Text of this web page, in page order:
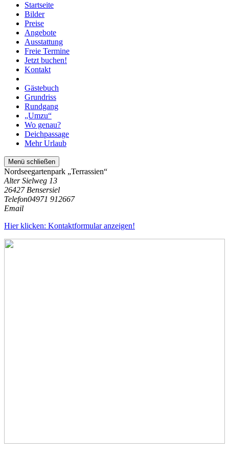
Startseite
Bilder
Preise
Angebote
Ausstattung
Freie Termine
Jetzt buchen!
Kontakt
Gästebuch
Grundriss
Rundgang
„Umzu“
Wo genau?
Deichpassage
Mehr Urlaub
Menü schließen
Nordseegartenpark „Terrassien“
Alter Sielweg 13
26427 Bensersiel
Telefon04971 912667
Email
Hier klicken: Kontaktformular anzeigen!